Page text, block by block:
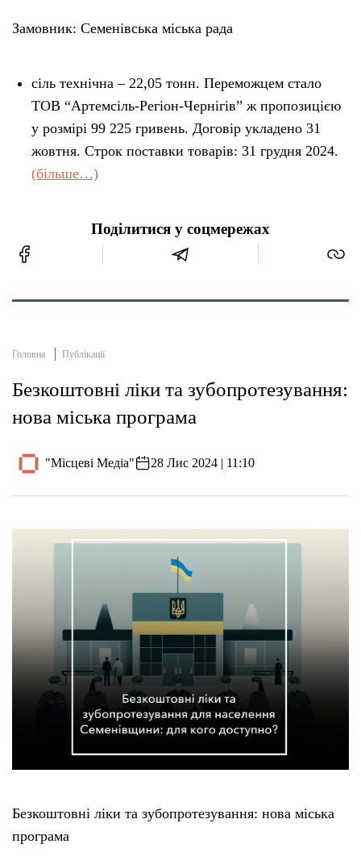
Замовник: Семенівська міська рада
сіль технічна – 22,05 тонн. Переможцем стало
ТОВ “Артемсіль-Регіон-Чернігів” ж пропозицією
у розмірі 99 225 гривень. Договір укладено 31
жовтня. Строк поставки товарів: 31 грудня 2024.
(більше…)
Поділитися у соцмережах
Головна Публікації
Безкоштовні ліки та зубопротезування:
нова міська програма
"Місцеві Медіа" 28 Лис 2024 | 11:10
Безкоштовні ліки та зубопротезування: нова міська
програма